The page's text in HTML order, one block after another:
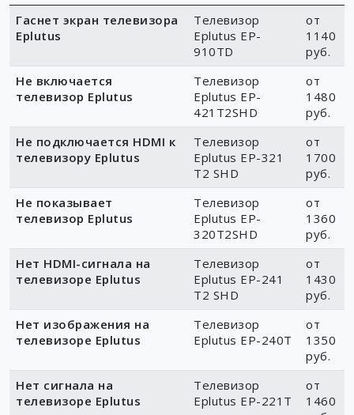
Гаснет экран телевизора
Eplutus
Телевизор
Eplutus EP-
910TD
от
1140
руб.
Не включается
телевизор Eplutus
Телевизор
Eplutus EP-
421T2SHD
от
1480
руб.
Не подключается HDMI к
телевизору Eplutus
Телевизор
Eplutus EP-321
T2 SHD
от
1700
руб.
Не показывает
телевизор Eplutus
Телевизор
Eplutus EP-
320T2SHD
от
1360
руб.
Нет HDMI-сигнала на
телевизоре Eplutus
Телевизор
Eplutus EP-241
T2 SHD
от
1430
руб.
Нет изображения на
телевизоре Eplutus
Телевизор
Eplutus EP-240T
от
1350
руб.
Нет сигнала на
телевизоре Eplutus
Телевизор
Eplutus EP-221T
от
1460